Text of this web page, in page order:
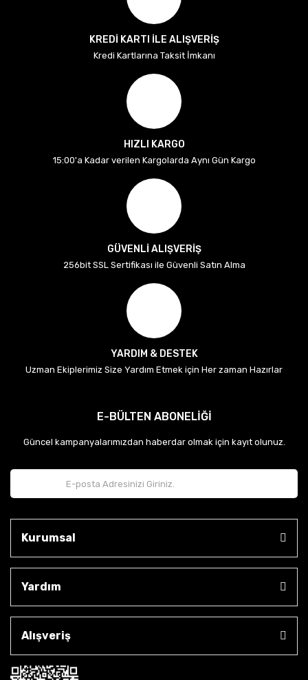
KREDİ KARTI İLE ALIŞVERİŞ
Kredi Kartlarına Taksit İmkanı
HIZLI KARGO
15:00'a Kadar verilen Kargolarda Aynı Gün Kargo
GÜVENLİ ALIŞVERİŞ
256bit SSL Sertifikası ile Güvenli Satın Alma
YARDIM & DESTEK
Uzman Ekiplerimiz Size Yardım Etmek için Her zaman Hazırlar
E-BÜLTEN ABONELİĞİ
Güncel kampanyalarımızdan haberdar olmak için kayıt olunuz.
Kurumsal
Yardım
Alışveriş